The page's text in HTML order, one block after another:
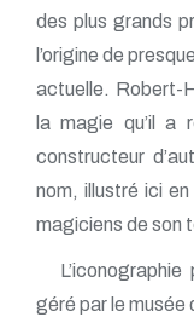
des plus grands
l’origine de
actuelle. Robert-
la magie qu’il a
constructeur
nom, illustré ici
magiciens de son
géré par le musée